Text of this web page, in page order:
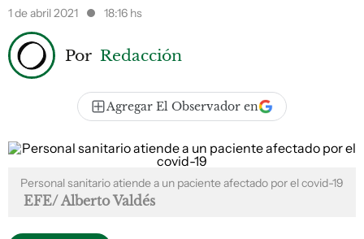
1 de abril 2021
18:16 hs
Por Redacción
Agregar El Observador en
Personal sanitario atiende a un paciente afectado por el covid-19
EFE/ Alberto Valdés